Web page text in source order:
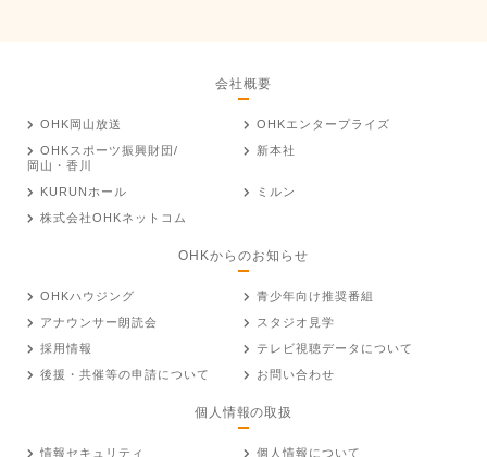
会社概要
OHK岡山放送
OHKエンタープライズ
OHKスポーツ振興財団/
岡山・香川
新本社
KURUNホール
ミルン
株式会社OHKネットコム
OHKからのお知らせ
OHKハウジング
青少年向け推奨番組
アナウンサー朗読会
スタジオ見学
採用情報
テレビ視聴データについて
後援・共催等の申請について
お問い合わせ
個人情報の取扱
情報セキュリティ 個人情報について